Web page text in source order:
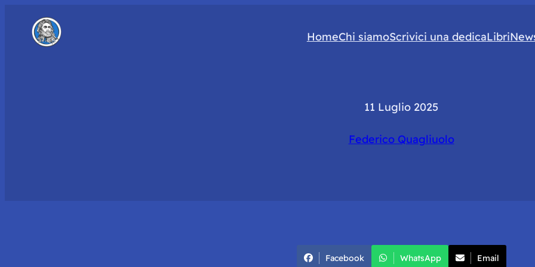
HomeChi siamoScrivici una dedicaLibri
11 Luglio 2025
Federico Quagliuolo
Facebook WhatsApp Email